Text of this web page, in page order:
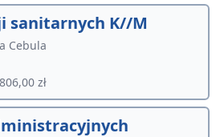
sanitarnych K//M
Cebula
zł